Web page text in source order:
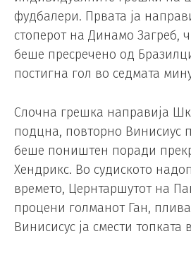
фудбалери. Првата ја
стоперот на Динамо Загреб,
беше пресречено од
постигна гол во седмата
Слочна грешка направија
подцна, повторно Винисиус
беше поништен поради
Хендрикс. Во судиското
времето, Цернтаршутот на
процени голманот Ган,
Винисисус ја смести топката